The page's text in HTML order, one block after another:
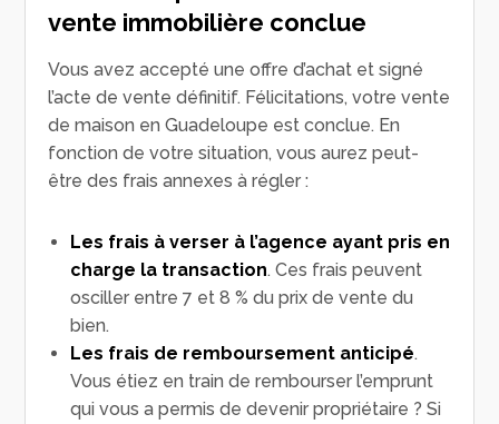
vente immobilière conclue
Vous avez accepté une offre d’achat et signé
l’acte de vente définitif. Félicitations, votre vente
de maison en Guadeloupe est conclue. En
fonction de votre situation, vous aurez peut-
être des frais annexes à régler :
Les frais à verser à l’agence ayant pris en
charge la transaction. Ces frais peuvent
osciller entre 7 et 8 % du prix de vente du
bien.
Les frais de remboursement anticipé.
Vous étiez en train de rembourser l’emprunt
qui vous a permis de devenir propriétaire ? Si